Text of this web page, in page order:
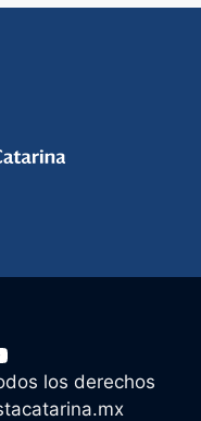
los derechos